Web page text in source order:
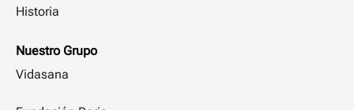
Historia
Nuestro Grupo
Vidasana